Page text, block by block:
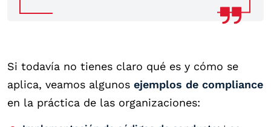
Si todavía no tienes claro qué es y cómo se
aplica, veamos algunos ejemplos de compliance
en la práctica de las organizaciones: